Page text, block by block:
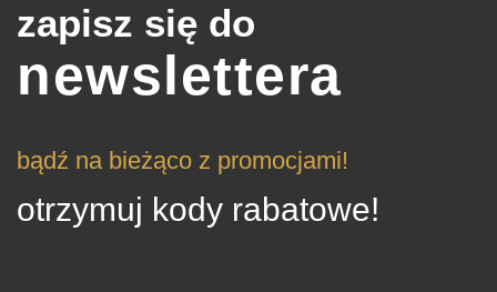
zapisz się do
newslettera
bądź na bieżąco z promocjami!
otrzymuj kody rabatowe!